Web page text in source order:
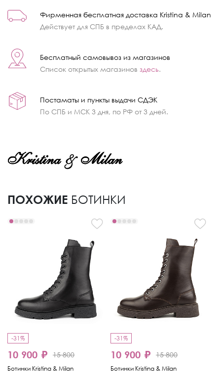
Фирменная бесплатная доставка Kristina & Milan
Действует для СПБ в пределах КАД.
Бесплатный самовывоз из магазинов
Список открытых магазинов здесь.
Постаматы и пункты выдачи СДЭК
По СПБ и МСК 3 дня, по РФ от 3 дней.
ПОХОЖИЕ БОТИНКИ
-31%
10 900 ₽ 15 800
Ботинки Kristina & Milan
-31%
10 900 ₽ 15 800
Ботинки Kristina & Milan